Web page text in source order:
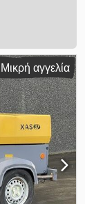
Μικρή αγγελία